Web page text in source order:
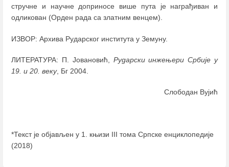
стручне и научне доприносе више пута је награђиван и
одликован (Орден рада са златним венцем).
ИЗВОР: Архива Рударског института у Земуну.
ЛИТЕРАТУРА: П. Јовановић, Рударски инжењери Србије у
19. и 20. веку, Бг 2004.
Слободан Вујић
*Текст је објављен у 1. књизи III тома Српске енциклопедије
(2018)